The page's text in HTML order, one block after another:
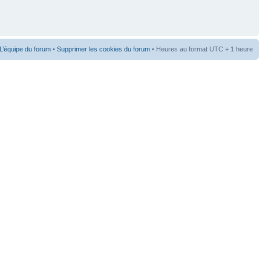
L’équipe du forum • Supprimer les cookies du forum • Heures au format UTC + 1 heure